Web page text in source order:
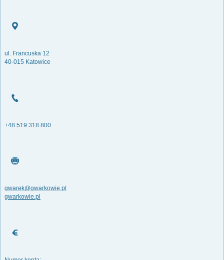
ul. Francuska 12
40-015 Katowice
+48 519 318 800
gwarek@gwarkowie.pl
gwarkowie.pl